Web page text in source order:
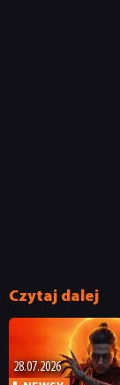
Czytaj dalej
28.07.2026